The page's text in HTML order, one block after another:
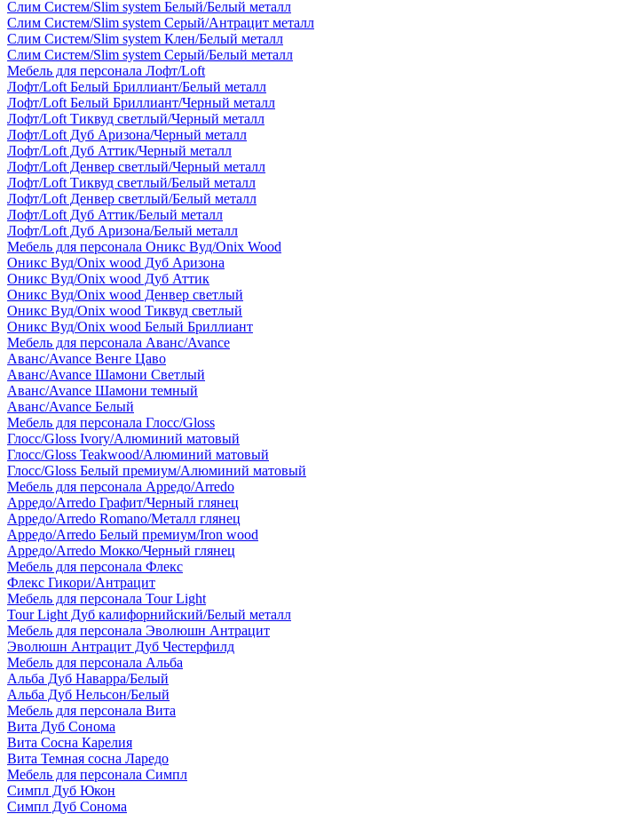
Слим Систем/Slim system Белый/Белый металл
Слим Систем/Slim system Серый/Антрацит металл
Слим Систем/Slim system Клен/Белый металл
Слим Систем/Slim system Серый/Белый металл
Мебель для персонала Лофт/Loft
Лофт/Loft Белый Бриллиант/Белый металл
Лофт/Loft Белый Бриллиант/Черный металл
Лофт/Loft Тиквуд светлый/Черный металл
Лофт/Loft Дуб Аризона/Черный металл
Лофт/Loft Дуб Аттик/Черный металл
Лофт/Loft Денвер светлый/Черный металл
Лофт/Loft Тиквуд светлый/Белый металл
Лофт/Loft Денвер светлый/Белый металл
Лофт/Loft Дуб Аттик/Белый металл
Лофт/Loft Дуб Аризона/Белый металл
Мебель для персонала Оникс Вуд/Onix Wood
Оникс Вуд/Onix wood Дуб Аризона
Оникс Вуд/Onix wood Дуб Аттик
Оникс Вуд/Onix wood Денвер светлый
Оникс Вуд/Onix wood Тиквуд светлый
Оникс Вуд/Onix wood Белый Бриллиант
Мебель для персонала Аванс/Avance
Аванс/Avance Венге Цаво
Аванс/Avance Шамони Светлый
Аванс/Avance Шамони темный
Аванс/Avance Белый
Мебель для персонала Глосс/Gloss
Глосс/Gloss Ivory/Алюминий матовый
Глосс/Gloss Teakwood/Алюминий матовый
Глосс/Gloss Белый премиум/Алюминий матовый
Мебель для персонала Арредо/Arredo
Арредо/Arredo Графит/Черный глянец
Арредо/Arredo Romano/Металл глянец
Арредо/Arredo Белый премиум/Iron wood
Арредо/Arredo Мокко/Черный глянец
Мебель для персонала Флекс
Флекс Гикори/Антрацит
Мебель для персонала Tour Light
Tour Light Дуб калифорнийский/Белый металл
Мебель для персонала Эволюшн Антрацит
Эволюшн Антрацит Дуб Честерфилд
Мебель для персонала Альба
Альба Дуб Наварра/Белый
Альба Дуб Нельсон/Белый
Мебель для персонала Вита
Вита Дуб Сонома
Вита Сосна Карелия
Вита Темная сосна Ларедо
Мебель для персонала Симпл
Симпл Дуб Юкон
Симпл Дуб Сонома